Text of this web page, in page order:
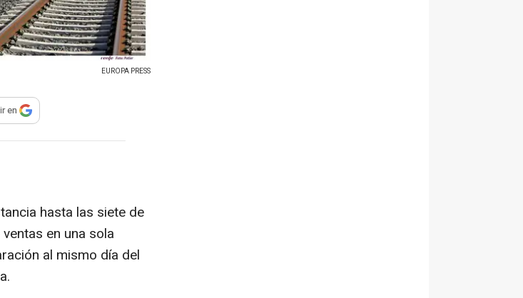
EUROPA PRESS
compartir
en
hasta las siete de
en una sola
al mismo día del